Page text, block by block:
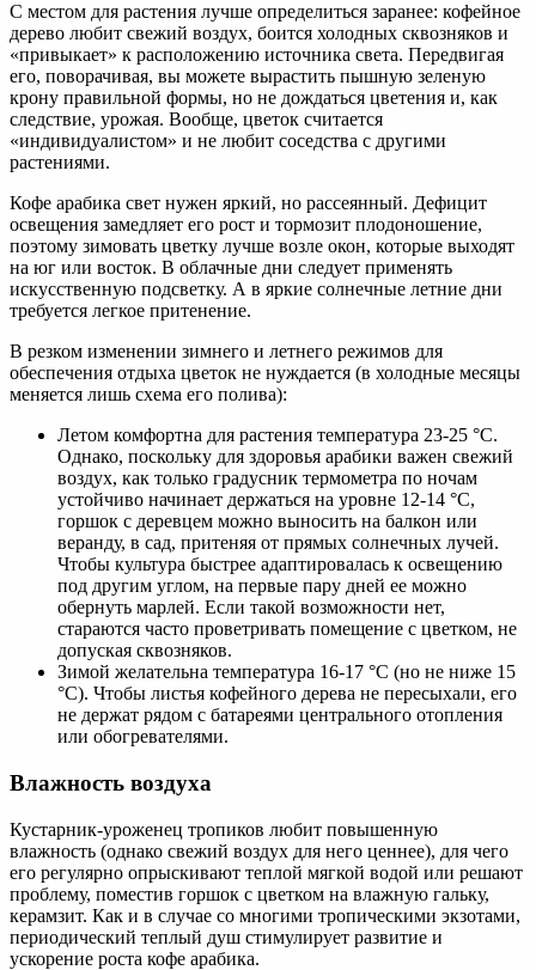
С местом для растения лучше определиться заранее: кофейное
дерево любит свежий воздух, боится холодных сквозняков и
«привыкает» к расположению источника света. Передвигая
его, поворачивая, вы можете вырастить пышную зеленую
крону правильной формы, но не дождаться цветения и, как
следствие, урожая. Вообще, цветок считается
«индивидуалистом» и не любит соседства с другими
растениями.
Кофе арабика свет нужен яркий, но рассеянный. Дефицит
освещения замедляет его рост и тормозит плодоношение,
поэтому зимовать цветку лучше возле окон, которые выходят
на юг или восток. В облачные дни следует применять
искусственную подсветку. А в яркие солнечные летние дни
требуется легкое притенение.
В резком изменении зимнего и летнего режимов для
обеспечения отдыха цветок не нуждается (в холодные месяцы
меняется лишь схема его полива):
Летом комфортна для растения температура 23-25 °C.
Однако, поскольку для здоровья арабики важен свежий
воздух, как только градусник термометра по ночам
устойчиво начинает держаться на уровне 12-14 °C,
горшок с деревцем можно выносить на балкон или
веранду, в сад, притеняя от прямых солнечных лучей.
Чтобы культура быстрее адаптировалась к освещению
под другим углом, на первые пару дней ее можно
обернуть марлей. Если такой возможности нет,
стараются часто проветривать помещение с цветком, не
допуская сквозняков.
Зимой желательна температура 16-17 °C (но не ниже 15
°C). Чтобы листья кофейного дерева не пересыхали, его
не держат рядом с батареями центрального отопления
или обогревателями.
Влажность воздуха
Кустарник-уроженец тропиков любит повышенную
влажность (однако свежий воздух для него ценнее), для чего
его регулярно опрыскивают теплой мягкой водой или решают
проблему, поместив горшок с цветком на влажную гальку,
керамзит. Как и в случае со многими тропическими экзотами,
периодический теплый душ стимулирует развитие и
ускорение роста кофе арабика.